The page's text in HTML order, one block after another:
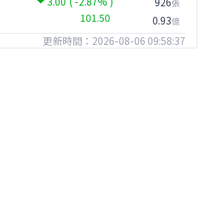
101.50 0.93億
更新時間：2026-08-06 09:58:37